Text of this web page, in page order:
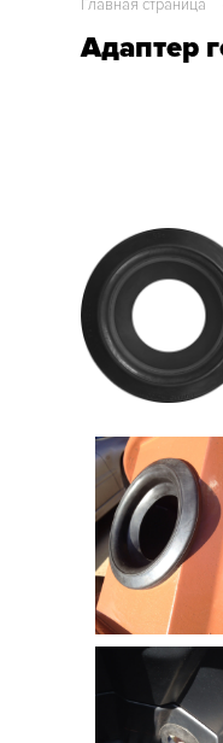
Главная страница
Адаптер